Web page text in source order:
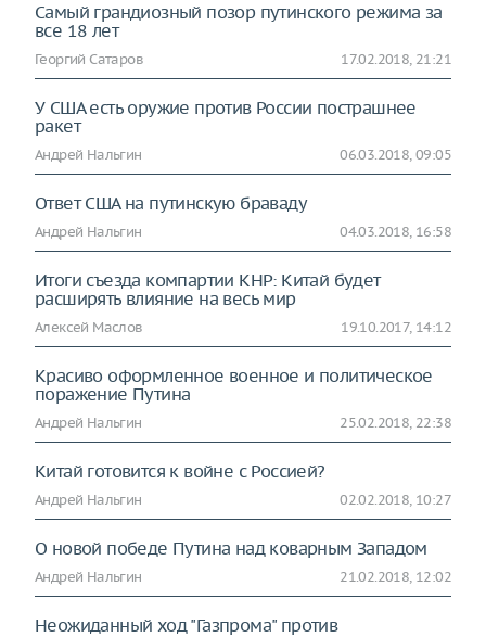
Самый грандиозный позор путинского режима за
все 18 лет
Георгий Сатаров 17.02.2018, 21:21
У США есть оружие против России пострашнее
ракет
Андрей Нальгин 06.03.2018, 09:05
Ответ США на путинскую браваду
Андрей Нальгин 04.03.2018, 16:58
Итоги съезда компартии КНР: Китай будет
расширять влияние на весь мир
Алексей Маслов 19.10.2017, 14:12
Красиво оформленное военное и политическое
поражение Путина
Андрей Нальгин 25.02.2018, 22:38
Китай готовится к войне с Россией?
Андрей Нальгин 02.02.2018, 10:27
О новой победе Путина над коварным Западом
Андрей Нальгин 21.02.2018, 12:02
Неожиданный ход "Газпрома" против